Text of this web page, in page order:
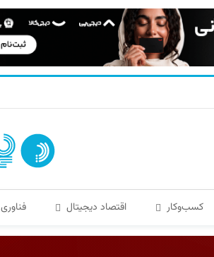
کسب‌و‌کار اقتصاد دیجیتال فناوری